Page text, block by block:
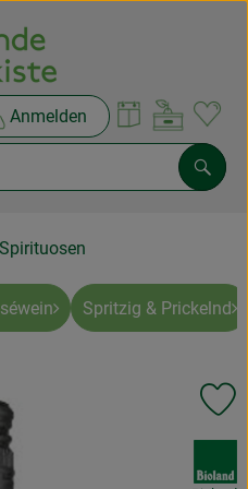
Anmelden
öffnen oder
Spritzig & Prickelnd